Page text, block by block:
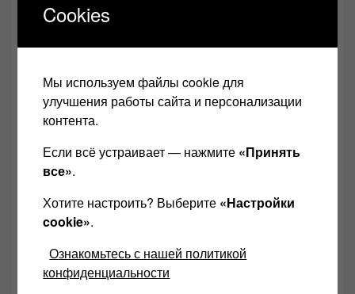
По всем вопросам Пишите мне на эл. почту:
http://vk.com/id104002989илиhttp://ok.ru/alek
sandr.levchuk2
Cookies
Мы используем файлы cookie для
улучшения работы сайта и персонализации
контента.
Если всё устраивает — нажмите «Принять
все».
Хотите настроить? Выберите «Настройки
cookie».
Ознакомьтесь с нашей политикой
конфиденциальности